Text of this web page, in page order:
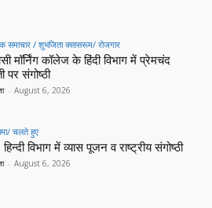
समाचार / शुभजिता क्सासरूम/ रोजगार
मॉर्निंग कॉलेज के हिंदी विभाग में प्रेमचंद
पर संगोष्ठी
- August 6, 2026
चलते हुए
विभाग में व्यास पूजन व राष्ट्रीय संगोष्ठी
- August 6, 2026